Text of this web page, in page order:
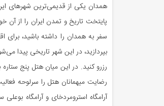
همدان یکی از قدیمی‌ترین شهرهای
پایتخت تاریخ و تمدن ایران را از
سفر به همدان را داشته باشید،
بپردازید، در این شهر تاریخی پیدا
رزرو کنید. در این میان هتل پنج
رضایت میهمانان هتل را سرلوحه
آرامگاه استرومردخای و آرامگاه